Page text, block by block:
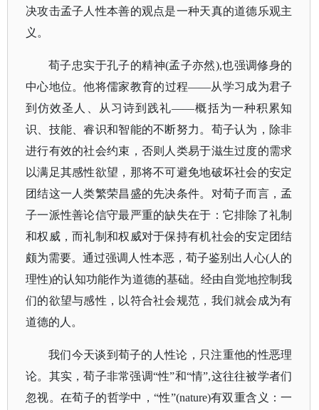
决攻击孟子人性本善的观点是一种天真的道德乐观主
义。
荀子忠实于孔子的精神(孟子亦然),也强调修身的
中心地位。他将儒家教育的过程——从学习成为君子
到仿效圣人、从习诗到践礼——概括为一种积累知
识、技能、睿识和智能的不断努力。荀子认为，除非
进行有效的社会约束，否则人类易于滋生过度的需求
以满足其感性欲望，那将不可避免地破坏社会的安定
团结这一人类繁荣昌盛的先决条件。对荀子而言，孟
子一派性善论信守最严重的缺失在于：它排除了礼制
和权威，而礼制和权威对于保持有机社会的安定团结
颇为需要。通过强调人性本恶，荀子鉴别出人心(人的
理性)的认知功能作为道德的基础。经由自觉地控制我
们的欲望与感性，以符合社会规范，我们就会成为有
道德的人。
我们今天谈到荀子的人性论，只注重他的性恶理
论。其实，荀子非常强调“性”和“情”,这往往被学者们
忽视。在荀子的哲学中，“性”(nature)有双重含义：一